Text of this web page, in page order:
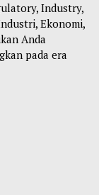
Industry,
Ekonomi,
Anda
pada era